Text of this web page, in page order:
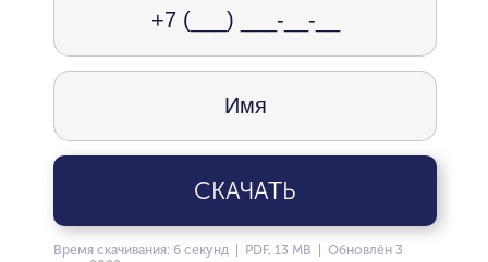
СКАЧАТЬ
Время скачивания: 6 секунд | PDF, 13 MB | Обновлён 3